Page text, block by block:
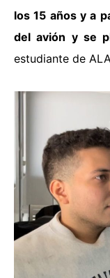
los 15 años y a
del avión y se
estudiante de